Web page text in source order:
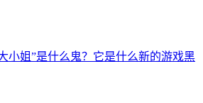
小姐”是什么鬼？它是什么新的游戏黑